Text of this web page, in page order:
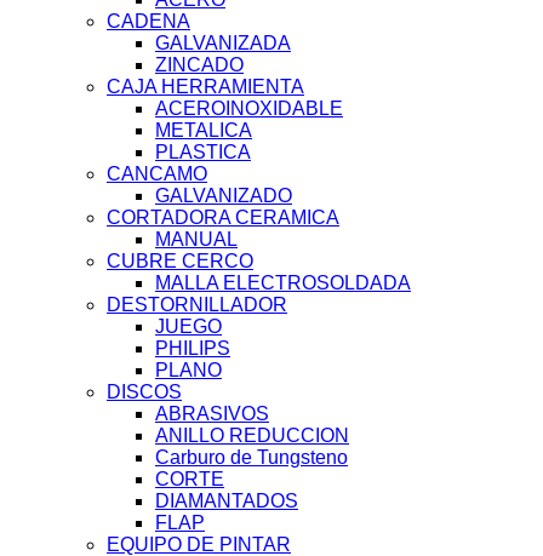
CADENA
GALVANIZADA
ZINCADO
CAJA HERRAMIENTA
ACEROINOXIDABLE
METALICA
PLASTICA
CANCAMO
GALVANIZADO
CORTADORA CERAMICA
MANUAL
CUBRE CERCO
MALLA ELECTROSOLDADA
DESTORNILLADOR
JUEGO
PHILIPS
PLANO
DISCOS
ABRASIVOS
ANILLO REDUCCION
Carburo de Tungsteno
CORTE
DIAMANTADOS
FLAP
EQUIPO DE PINTAR